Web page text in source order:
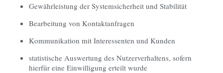
Gewährleistung der Systemsicherheit und Stabilität
Bearbeitung von Kontaktanfragen
Kommunikation mit Interessenten und Kunden
statistische Auswertung des Nutzerverhaltens, sofern
hierfür eine Einwilligung erteilt wurde